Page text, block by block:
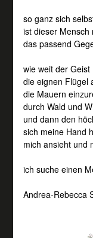
so ganz sich
ist dieser Mensch
das passend
wie weit der
die eignen Flügel
die Mauern
durch Wald und
und dann den
sich meine Hand
mich ansieht und
ich suche einen
Andrea-Rebecca